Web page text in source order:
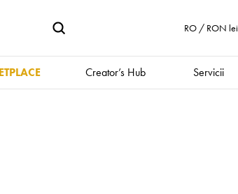
RO / RON lei
Creator’s Hub Servicii